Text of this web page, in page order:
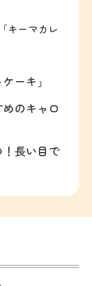
キーマカレ
ーキ」
のキャロ
長い目で